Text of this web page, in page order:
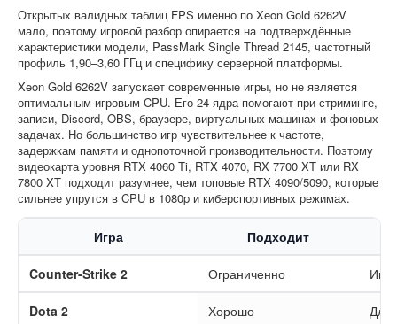
Открытых валидных таблиц FPS именно по Xeon Gold 6262V
мало, поэтому игровой разбор опирается на подтверждённые
характеристики модели, PassMark Single Thread 2145, частотный
профиль 1,90–3,60 ГГц и специфику серверной платформы.
Xeon Gold 6262V запускает современные игры, но не является
оптимальным игровым CPU. Его 24 ядра помогают при стриминге,
записи, Discord, OBS, браузере, виртуальных машинах и фоновых
задачах. Но большинство игр чувствительнее к частоте,
задержкам памяти и однопоточной производительности. Поэтому
видеокарта уровня RTX 4060 Ti, RTX 4070, RX 7700 XT или RX
7800 XT подходит разумнее, чем топовые RTX 4090/5090, которые
сильнее упрутся в CPU в 1080p и киберспортивных режимах.
Игра Подходит
Counter-Strike 2 Ограниченно
Dota 2 Хорошо Для